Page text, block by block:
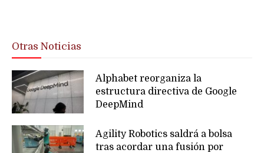
Otras Noticias
Alphabet reorganiza la
estructura directiva de Google
DeepMind
Agility Robotics saldrá a bolsa
tras acordar una fusión por